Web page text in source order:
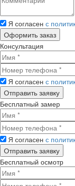
Я согласен с
Консультация
Я согласен с
Бесплатный замер
Я согласен с
Бесплатный осмотр